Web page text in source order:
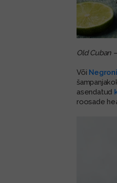
Old Cuban
Või
asendatud
roosade